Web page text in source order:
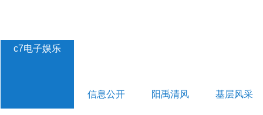
c7电子娱乐
信息公开 阳禹清风 基层风采